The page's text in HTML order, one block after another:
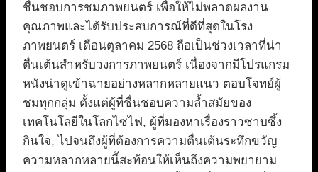
ชื่นชอบการชมภาพยนตร์ เพื่อให้ไม่พลาดผลงาน
คุณภาพและได้รับประสบการณ์ที่ดีที่สุดในโรง
ภาพยนตร์ เดือนตุลาคม 2568 ถือเป็นช่วงเวลาที่น่า
ตื่นเต้นสำหรับวงการภาพยนตร์ เนื่องจากมีโปรแกรม
หนังน่าดูเข้าฉายอย่างหลากหลายแนว ตอบโจทย์ผู้
ชมทุกกลุ่ม ตั้งแต่ผู้ที่ชื่นชอบความล้ำสมัยของ
เทคโนโลยีในโลกไซไฟ, ผู้ที่มองหาเรื่องราวซาบซึ้ง
กินใจ, ไปจนถึงผู้ที่ต้องการความตื่นเต้นระทึกขวัญ
ความหลากหลายนี้สะท้อนให้เห็นถึงความพยายาม